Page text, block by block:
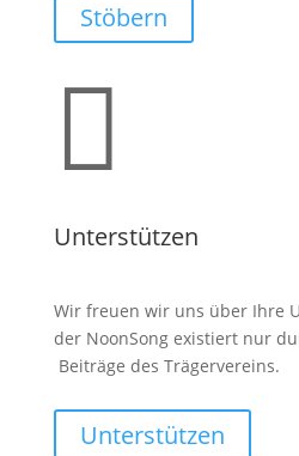
Stöbern

Unterstützen
Wir freuen wir uns über Ihre
der NoonSong existiert nur
Beiträge des Trägervereins.
Unterstützen